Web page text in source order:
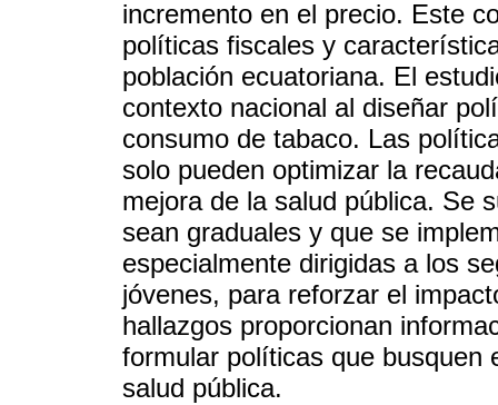
incremento en el precio. Este
políticas fiscales y
población ecuatoriana. El
contexto nacional al diseñar
consumo de tabaco. Las
solo pueden optimizar la
mejora de la salud pública. Se
sean graduales y que se
especialmente dirigidas a los
jóvenes, para reforzar el
hallazgos proporcionan
formular políticas que busquen
salud pública.